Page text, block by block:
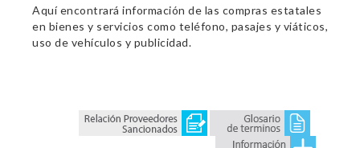
Aquí encontrará información de las compras estatales
en bienes y servicios como teléfono, pasajes y viáticos,
uso de vehículos y publicidad.